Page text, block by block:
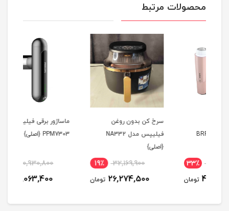
محصولات مرتبط
سرخ کن بدون روغن
فیلیپس مدل NA332
19٪
26,274,500 تومان
ماساژور برقی فیلیپس مدل
20,930,800 19٪
17,063,400 تومان